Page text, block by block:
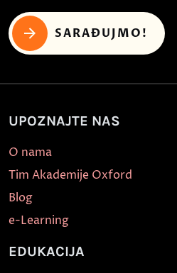
SARAĐUJMO!
UPOZNAJTE NAS
O nama
Tim Akademije Oxford
Blog
e-Learning
EDUKACIJA